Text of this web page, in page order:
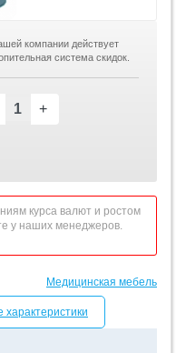
компании действует
система скидок.
+
курса валют и ростом
у наших менеджеров.
Медицинская мебель
характеристики